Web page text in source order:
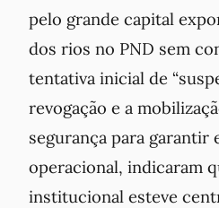
pelo grande capital
dos rios no PND sem
tentativa inicial de
revogação e a
segurança para garantir
operacional, indicaram
institucional esteve